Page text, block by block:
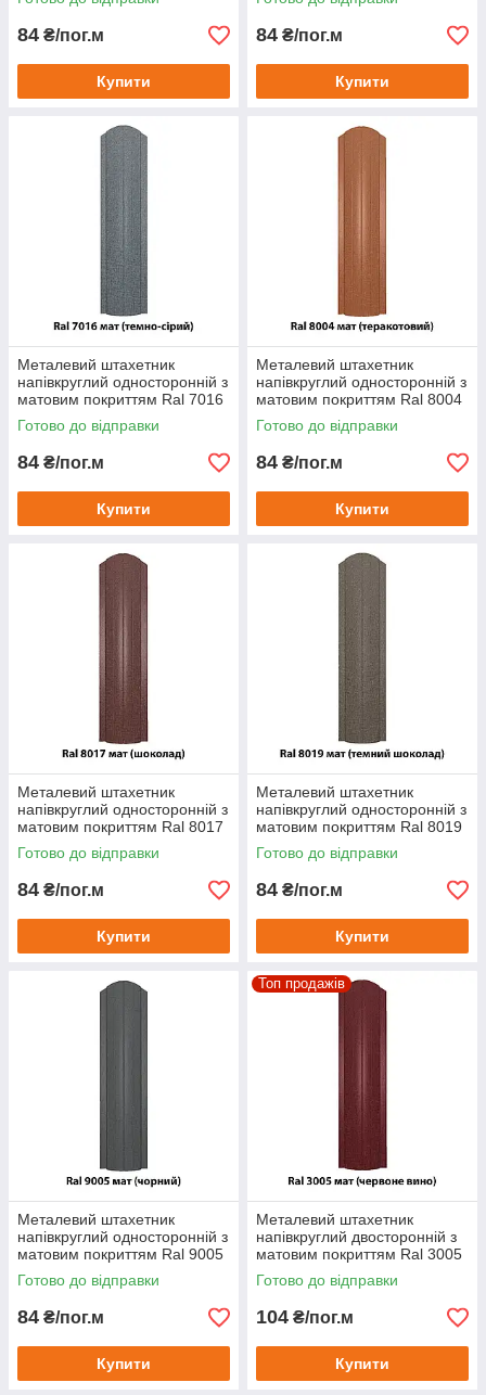
84 ₴/пог.м
Купити
84 ₴/пог.м
Купити
Металевий штахетник
напівкруглий односторонній з
матовим покриттям Ral 7016
мат (темно-сірий)
Готово до відправки
84 ₴/пог.м
Купити
Металевий штахетник
напівкруглий односторонній з
матовим покриттям Ral 8004
мат (теракотовий)
Готово до відправки
84 ₴/пог.м
Купити
Металевий штахетник
напівкруглий односторонній з
матовим покриттям Ral 8017
мат (шоколад)
Готово до відправки
84 ₴/пог.м
Купити
Металевий штахетник
напівкруглий односторонній з
матовим покриттям Ral 8019
мат (темний шоколад)
Готово до відправки
84 ₴/пог.м
Купити
Металевий штахетник
напівкруглий односторонній з
матовим покриттям Ral 9005
мат (чорний)
Готово до відправки
84 ₴/пог.м
Купити
Топ продажів
Металевий штахетник
напівкруглий двосторонній з
матовим покриттям Ral 3005
мат (червоне вино)
Готово до відправки
104 ₴/пог.м
Купити